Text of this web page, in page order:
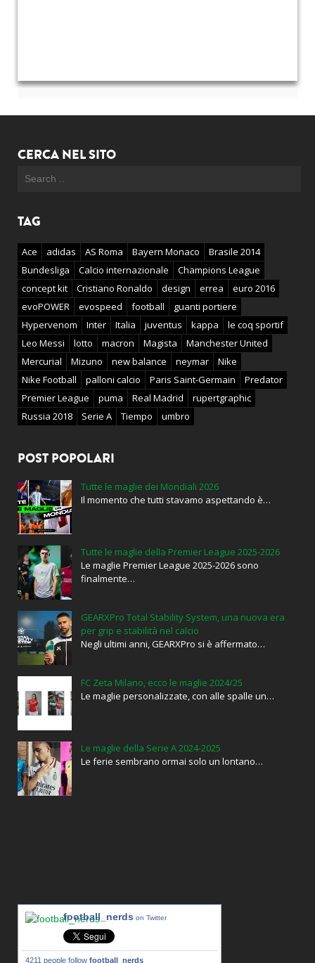
CERCA NEL SITO
TAG
Ace adidas AS Roma Bayern Monaco
Brasile 2014
Bundesliga
Calcio internazionale
Champions League
concept kit
Cristiano Ronaldo design errea
euro 2016
evoPOWER
evospeed football
guanti portiere
Hypervenom
Inter Italia juventus kappa
le coq sportif
Leo Messi
lotto macron Magista
Manchester United
Mercurial
Mizuno new balance neymar
Nike
Nike Football
palloni calcio Paris Saint-Germain
Predator
Premier League
puma Real Madrid
rupertgraphic
Russia 2018
Serie A Tiempo umbro
POST POPOLARI
Tutte le maglie dei Mondiali 2026
Il momento che tutti stavamo aspettando è…
Tutte le maglie della Premier League 2025-2026
Le maglie Premier League 2025-2026 sono
finalmente…
GEARXPro Total Stability System, una nuova era
per grip e stabilità nel calcio
Negli ultimi anni, GEARXPro si è affermato…
FC Zeta Milano, ecco le maglie 2024/25
Le maglie personalizzate, con alle spalle un…
Le maglie della Serie A 2024-2025
Le ferie sembrano ormai solo un lontano…
football_nerds on Twitter
4211 people follow football_nerds